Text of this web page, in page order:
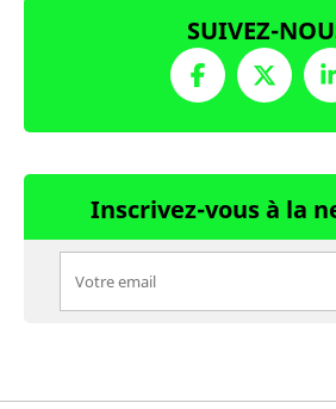
SUIVEZ-
Inscrivez-vous à la